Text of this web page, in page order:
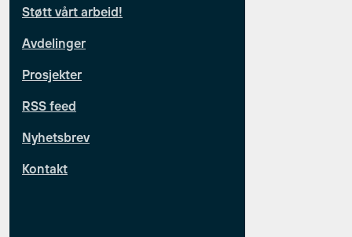
Støtt vårt arbeid!
Avdelinger
Prosjekter
RSS feed
Nyhetsbrev
Kontakt